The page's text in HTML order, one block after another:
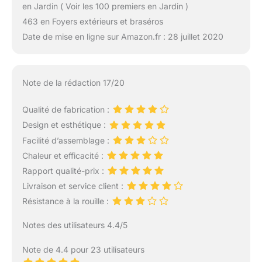
en Jardin ( Voir les 100 premiers en Jardin )
463 en Foyers extérieurs et braséros
Date de mise en ligne sur Amazon.fr : 28 juillet 2020
Note de la rédaction 17/20
Qualité de fabrication :
Design et esthétique :
Facilité d’assemblage :
Chaleur et efficacité :
Rapport qualité-prix :
Livraison et service client :
Résistance à la rouille :
Notes des utilisateurs 4.4/5
Note de 4.4 pour 23 utilisateurs